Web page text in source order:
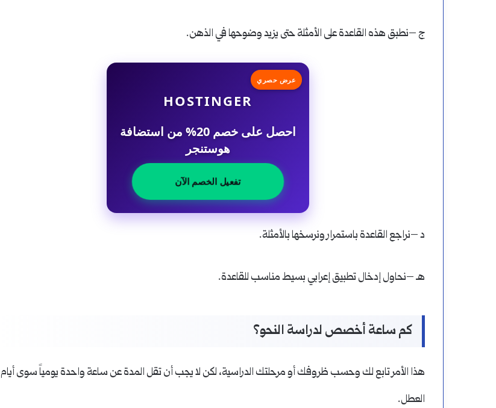
ج –نطبق هذه القاعدة على الأمثلة حتى يزيد وضوحها في الذهن.
عرض حصري
HOSTINGER
احصل على خصم 20% من استضافة
هوستنجر
تفعيل الخصم الآن
د –نراجع القاعدة باستمرار ونرسخها بالأمثلة.
هـ –نحاول إدخال تطبيق إعرابي بسيط مناسب للقاعدة.
كم ساعة أخصص لدراسة النحو؟
هذا الأمر تابع لك وحسب ظروفك أو مرحلتك الدراسية، لكن لا يجب أن تقل المدة عن ساعة واحدة يومياً سوى أيام
العطل.